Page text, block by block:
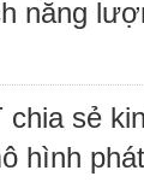
năng
chia sẻ
hình